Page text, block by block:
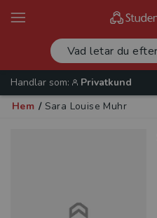
Handlar som:
Privatkund
Hem / Sara Louise Muhr